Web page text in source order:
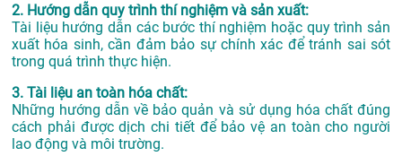
2. Hướng dẫn quy trình thí nghiệm và sản xuất:
Tài liệu hướng dẫn các bước thí nghiệm hoặc quy trình sản
xuất hóa sinh, cần đảm bảo sự chính xác để tránh sai sót
trong quá trình thực hiện.
3. Tài liệu an toàn hóa chất:
Những hướng dẫn về bảo quản và sử dụng hóa chất đúng
cách phải được dịch chi tiết để bảo vệ an toàn cho người
lao động và môi trường.